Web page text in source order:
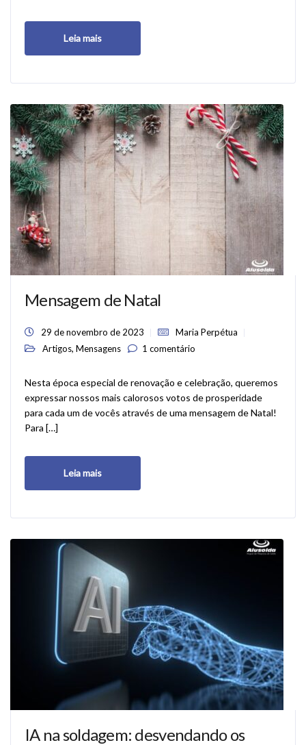
Leia mais
Mensagem de Natal
29 de novembro de 2023
Maria Perpétua
Artigos, Mensagens 1 comentário
Nesta época especial de renovação e celebração, queremos
expressar nossos mais calorosos votos de prosperidade
para cada um de vocês através de uma mensagem de Natal!
Para […]
Leia mais
IA na soldagem: desvendando os